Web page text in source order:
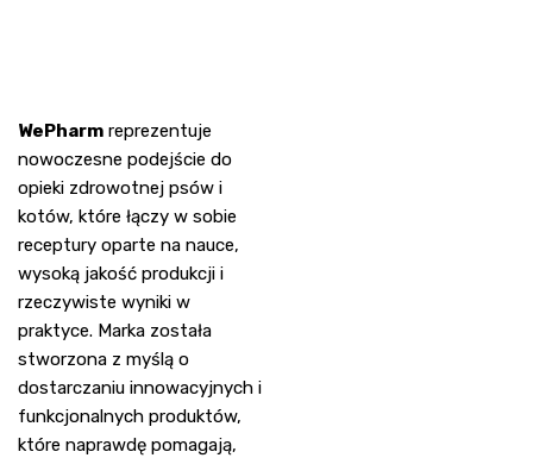
WePharm reprezentuje
nowoczesne podejście do
opieki zdrowotnej psów i
kotów, które łączy w sobie
receptury oparte na nauce,
wysoką jakość produkcji i
rzeczywiste wyniki w
praktyce. Marka została
stworzona z myślą o
dostarczaniu innowacyjnych i
funkcjonalnych produktów,
które naprawdę pomagają,